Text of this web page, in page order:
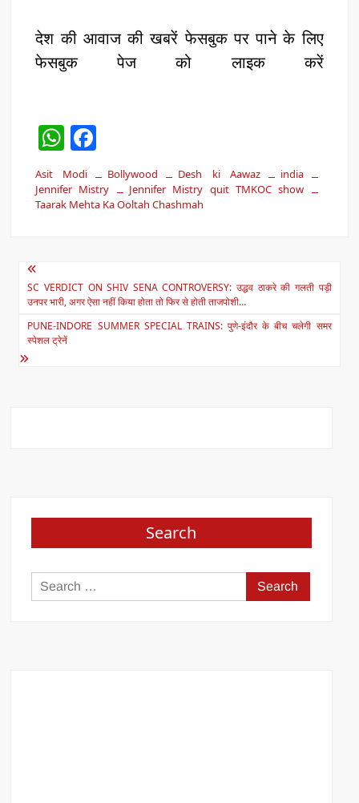
देश की आवाज की खबरें फेसबुक पर पाने के लिए
फेसबुक पेज को लाइक करें
W
h
at
s
p
a
c
e
o
k
Asit Modi Bollywood Desh ki Aawaz
india
Jennifer Mistry
Jennifer Mistry quit TMKOC show
Taarak Mehta Ka Ooltah Chashmah
Post
navigation
SC VERDICT ON SHIV SENA CONTROVERSY: उद्धव ठाकरे की गलती पड़ी
उनपर भारी, अगर ऐसा नहीं किया होता तो फिर से होती ताजपोशी…
PUNE-INDORE SUMMER SPECIAL TRAINS: पुणे-इंदौर के बीच चलेगी समर
स्पेशल ट्रेनें
Search
Search
for: